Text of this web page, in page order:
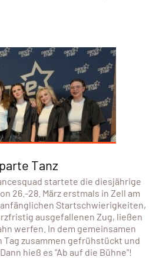
Tanz
startete die diesjährige
26.-28. März erstmals in Zell am
anfänglichen Startschwierigkeiten,
ausgefallenen Zug, ließen
werfen. In dem gemeinsamen
zusammen gefrühstückt und
hieß es "Ab auf die Bühne"!